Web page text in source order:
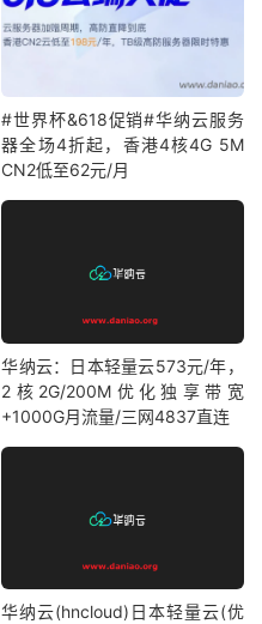
#世界杯&618促销#华纳云服务
器全场4折起，香港4核4G 5M
CN2低至62元/月
华纳云：日本轻量云573元/年，
2核2G/200M优化独享带宽
+1000G月流量/三网4837直连
华纳云(hncloud)日本轻量云(优